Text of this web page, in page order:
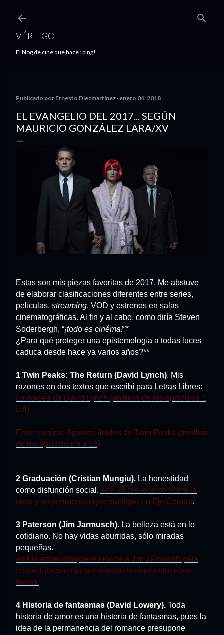
VÉRTIGO
El blog de cine que hace ¡ping!
Publicado por Ernesto Diezmartínez enero 04, 2018
EL EVANGELIO DEL 2017... SEGÚN
MAURICIO GONZÁLEZ LARA/XV
Estas son mis piezas favoritas de 2017. Me abstuve
de elaborar clasificaciones diferentes entre series,
películas, streaming, VOD y estrenos en salas
cinematográficas. Al fin y al cabo, como diría Steven
Soderbergh, “¡todo es cinéma!”*
¿Para qué proteger una epistemología a todas luces
caduca desde hace ya varios años?**
1 Twin Peaks: The Return (David Lynch). Mis
razones en dos textos que escribí para Letras Libres:
La odisea de David Lynch (análisis de los episodios 1
a 8)
Entre sueños: Apuntes finales de Twin Peaks (análisis
de los episodios 9 a 18)
2 Graduación (Cristian Mungiu). La honestidad
como disfunción social. Acá un breve texto sobre la
cinta y su pertinencia que publiqué en Eje Central .
3 Paterson (Jim Jarmusch). La belleza está en lo
cotidiano. No hay vidas aburridas, sólo miradas
pequeñas.
Acá la entrevistaque le realicé a Jim Jarmusch para
Letras Libres en la que discute la cinta,entre otros
temas.
4 Historia de fantasmas (David Lowery). Toda
historia de amor es una historia de fantasmas, pues la
idea de la permanencia del romance presupone